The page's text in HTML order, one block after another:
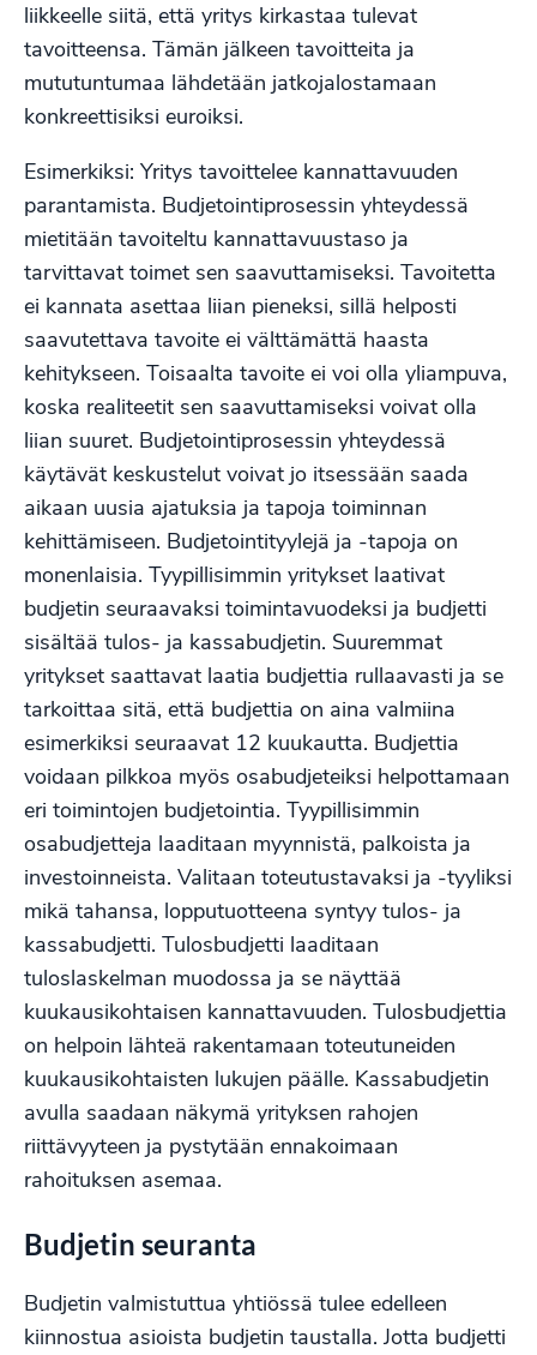
liikkeelle siitä, että yritys kirkastaa tulevat
tavoitteensa. Tämän jälkeen tavoitteita ja
mututuntumaa lähdetään jatkojalostamaan
konkreettisiksi euroiksi.
Esimerkiksi: Yritys tavoittelee kannattavuuden
parantamista. Budjetointiprosessin yhteydessä
mietitään tavoiteltu kannattavuustaso ja
tarvittavat toimet sen saavuttamiseksi. Tavoitetta
ei kannata asettaa liian pieneksi, sillä helposti
saavutettava tavoite ei välttämättä haasta
kehitykseen. Toisaalta tavoite ei voi olla yliampuva,
koska realiteetit sen saavuttamiseksi voivat olla
liian suuret. Budjetointiprosessin yhteydessä
käytävät keskustelut voivat jo itsessään saada
aikaan uusia ajatuksia ja tapoja toiminnan
kehittämiseen. Budjetointityylejä ja -tapoja on
monenlaisia. Tyypillisimmin yritykset laativat
budjetin seuraavaksi toimintavuodeksi ja budjetti
sisältää tulos- ja kassabudjetin. Suuremmat
yritykset saattavat laatia budjettia rullaavasti ja se
tarkoittaa sitä, että budjettia on aina valmiina
esimerkiksi seuraavat 12 kuukautta. Budjettia
voidaan pilkkoa myös osabudjeteiksi helpottamaan
eri toimintojen budjetointia. Tyypillisimmin
osabudjetteja laaditaan myynnistä, palkoista ja
investoinneista. Valitaan toteutustavaksi ja -tyyliksi
mikä tahansa, lopputuotteena syntyy tulos- ja
kassabudjetti. Tulosbudjetti laaditaan
tuloslaskelman muodossa ja se näyttää
kuukausikohtaisen kannattavuuden. Tulosbudjettia
on helpoin lähteä rakentamaan toteutuneiden
kuukausikohtaisten lukujen päälle. Kassabudjetin
avulla saadaan näkymä yrityksen rahojen
riittävyyteen ja pystytään ennakoimaan
rahoituksen asemaa.
Budjetin seuranta
Budjetin valmistuttua yhtiössä tulee edelleen
kiinnostua asioista budjetin taustalla. Jotta budjetti